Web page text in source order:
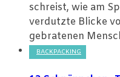
schreist, wie am
verdutzte Blicke
gebratenen
BACKPACKING